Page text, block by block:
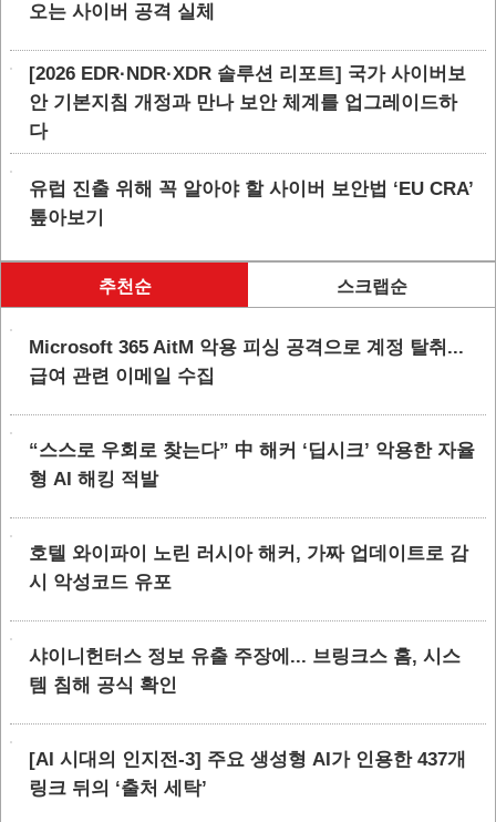
오는 사이버 공격 실체
[2026 EDR·NDR·XDR 솔루션 리포트] 국가 사이버보
안 기본지침 개정과 만나 보안 체계를 업그레이드하
다
유럽 진출 위해 꼭 알아야 할 사이버 보안법 ‘EU CRA’
톺아보기
추천순 스크랩순
Microsoft 365 AitM 악용 피싱 공격으로 계정 탈취...
급여 관련 이메일 수집
“스스로 우회로 찾는다” 中 해커 ‘딥시크’ 악용한 자율
형 AI 해킹 적발
호텔 와이파이 노린 러시아 해커, 가짜 업데이트로 감
시 악성코드 유포
샤이니헌터스 정보 유출 주장에... 브링크스 홈, 시스
템 침해 공식 확인
[AI 시대의 인지전-3] 주요 생성형 AI가 인용한 437개
링크 뒤의 ‘출처 세탁’